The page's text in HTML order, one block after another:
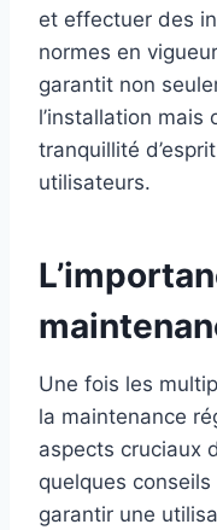
et effectuer des
normes en
garantit non
l’installation mais
tranquillité
utilisateurs.
Une fois les
la maintenance
aspects cruciaux
quelques
garantir une